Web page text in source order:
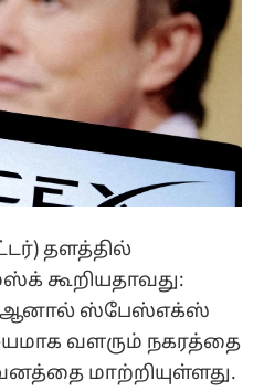
தளத்தில்
கூறியதாவது:
ஆனால் ஸ்பேஸ்எக்ஸ்
வளரும் நகரத்தை
மாற்றியுள்ளது.